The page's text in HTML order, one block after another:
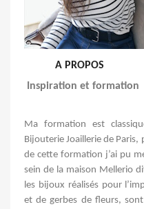
A PROPOS
Inspiration et formation
Ma formation est
Bijouterie Joailleriede Paris,
de cette formation j’ai pu
sein de la maison Mellerio
les bijoux réalisés pour
et de gerbes de fleurs,